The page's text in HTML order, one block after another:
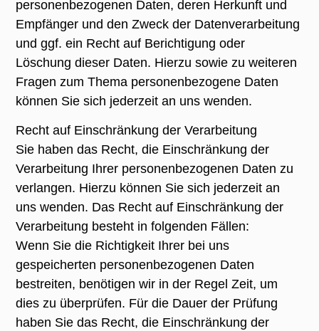
personenbezogenen Daten, deren Herkunft und
Empfänger und den Zweck der Datenverarbeitung
und ggf. ein Recht auf Berichtigung oder
Löschung dieser Daten. Hierzu sowie zu weiteren
Fragen zum Thema personenbezogene Daten
können Sie sich jederzeit an uns wenden.
Recht auf Einschränkung der Verarbeitung
Sie haben das Recht, die Einschränkung der
Verarbeitung Ihrer personenbezogenen Daten zu
verlangen. Hierzu können Sie sich jederzeit an
uns wenden. Das Recht auf Einschränkung der
Verarbeitung besteht in folgenden Fällen:
Wenn Sie die Richtigkeit Ihrer bei uns
gespeicherten personenbezogenen Daten
bestreiten, benötigen wir in der Regel Zeit, um
dies zu überprüfen. Für die Dauer der Prüfung
haben Sie das Recht, die Einschränkung der